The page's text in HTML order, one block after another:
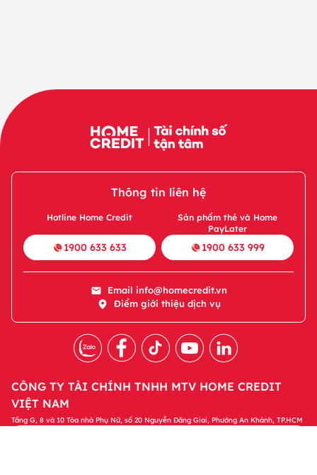
Thông tin liên hệ
Hotline Home Credit
1900 633 633
Sản phẩm thẻ và Home
PayLater
1900 633 999
Email info@homecredit.vn
Điểm giới thiệu dịch vụ
CÔNG TY TÀI CHÍNH TNHH MTV HOME CREDIT
VIỆT NAM
Tầng G, 8 và 10 Tòa nhà Phụ Nữ, số 20 Nguyễn Đăng Giai, Phường An Khánh, TP.HCM